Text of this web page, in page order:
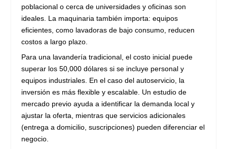
poblacional o cerca de universidades y oficinas son
ideales. La maquinaria también importa: equipos
eficientes, como lavadoras de bajo consumo, reducen
costos a largo plazo.
Para una lavandería tradicional, el costo inicial puede
superar los 50,000 dólares si se incluye personal y
equipos industriales. En el caso del autoservicio, la
inversión es más flexible y escalable. Un estudio de
mercado previo ayuda a identificar la demanda local y
ajustar la oferta, mientras que servicios adicionales
(entrega a domicilio, suscripciones) pueden diferenciar el
negocio.